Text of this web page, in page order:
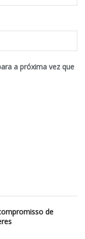
a próxima vez que
de